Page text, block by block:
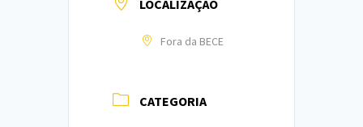
LOCALIZAÇÃO
Fora da BECE
CATEGORIA